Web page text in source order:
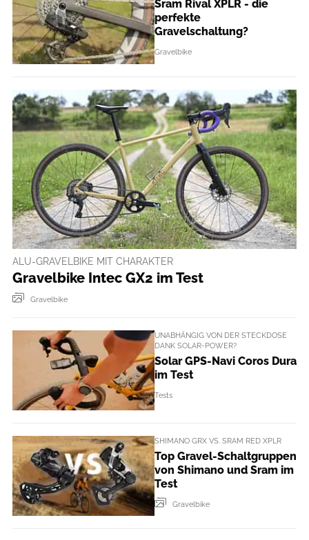
Sram Rival XPLR - die
perfekte
Gravelschaltung?
Gravelbike
ALU-GRAVELBIKE MIT CHARAKTER
Gravelbike Intec GX2 im Test
Gravelbike
UNABHÄNGIG VON DER STECKDOSE
DANK SOLAR-POWER?
Solar GPS-Navi Coros Dura
im Test
Tests
SHIMANO GRX VS. SRAM RED XPLR
Top Gravel-Schaltgruppen
von Shimano und Sram im
Test
Gravelbike